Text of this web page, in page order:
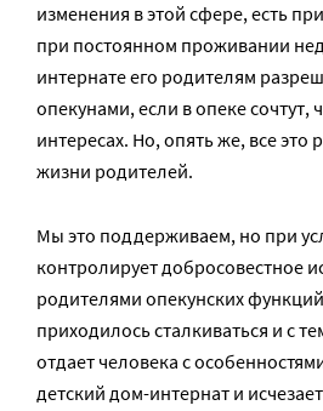
изменения в этой сфере, есть
при постоянном проживании
интернате его родителям
опекунами, если в опеке сочтут,
интересах. Но, опять же, все это
жизни родителей.
Мы это поддерживаем, но при
контролирует добросовестное
родителями опекунских
приходилось сталкиваться и с
отдает человека с
детский дом-интернат и